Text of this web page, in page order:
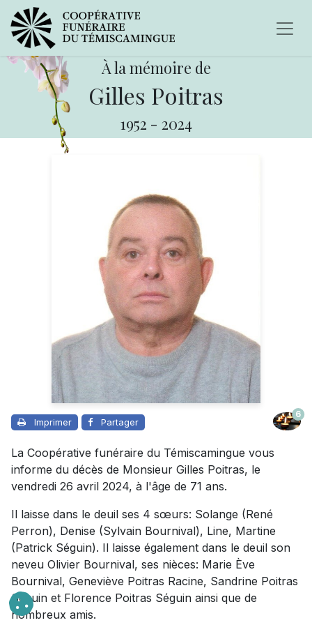
À la mémoire de
Gilles Poitras
1952 - 2024
Imprimer Partager
6
La Coopérative funéraire du Témiscamingue vous
informe du décès de Monsieur Gilles Poitras, le
vendredi 26 avril 2024, à l'âge de 71 ans.
Il laisse dans le deuil ses 4 sœurs: Solange (René
Perron), Denise (Sylvain Bournival), Line, Martine
(Patrick Séguin). Il laisse également dans le deuil son
neveu Olivier Bournival, ses nièces: Marie Ève
Bournival, Geneviève Poitras Racine, Sandrine Poitras
Séguin et Florence Poitras Séguin ainsi que de
nombreux amis.